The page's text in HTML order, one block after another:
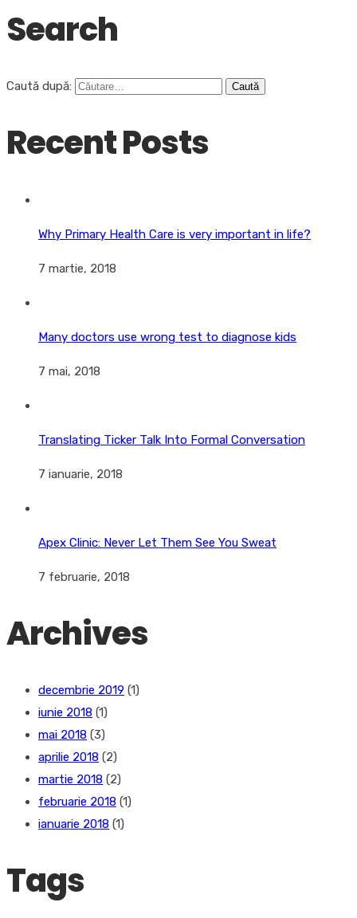
Search
Caută după:
Recent Posts
Why Primary Health Care is very important in life?
7 martie, 2018
Many doctors use wrong test to diagnose kids
7 mai, 2018
Translating Ticker Talk Into Formal Conversation
7 ianuarie, 2018
Apex Clinic: Never Let Them See You Sweat
7 februarie, 2018
Archives
decembrie 2019 (1)
iunie 2018 (1)
mai 2018 (3)
aprilie 2018 (2)
martie 2018 (2)
februarie 2018 (1)
ianuarie 2018 (1)
Tags